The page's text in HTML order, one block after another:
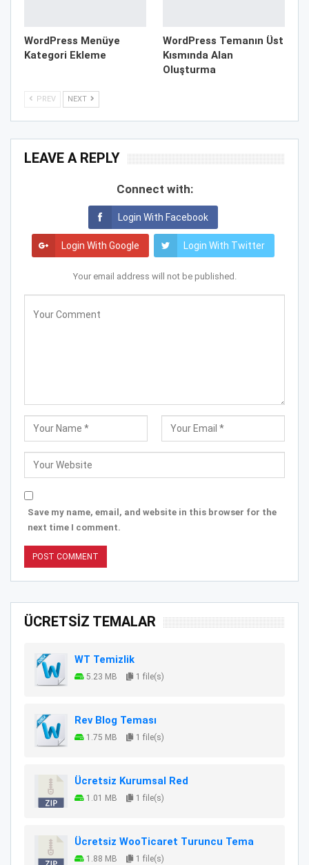
WordPress Menüye
Kategori Ekleme
WordPress Temanın Üst
Kısmında Alan
Oluşturma
PREV NEXT
LEAVE A REPLY
Connect with:
Login With Facebook
Login With Google Login With Twitter
Your email address will not be published.
Save my name, email, and website in this browser for the
next time I comment.
ÜCRETSİZ TEMALAR
WT Temizlik
5.23 MB 1 file(s)
Rev Blog Teması
1.75 MB 1 file(s)
Ücretsiz Kurumsal Red
1.01 MB 1 file(s)
Ücretsiz WooTicaret Turuncu Tema
1.88 MB 1 file(s)